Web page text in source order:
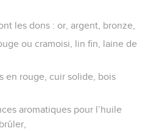
les dons : or, argent, bronze,
ou cramoisi, lin fin, laine de
en rouge, cuir solide, bois
aromatiques pour l’huile